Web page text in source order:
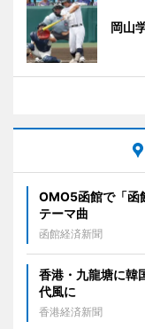
岡山
OMO5函館で「
テーマ曲
函館経済新聞
香港・九龍塘に
代風に
香港経済新聞